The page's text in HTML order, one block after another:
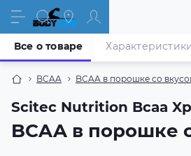
BCAA BCAA в порошке со
Scitec Nutrition Bcaa
BCAA в порошке
Все о товаре Характеристики